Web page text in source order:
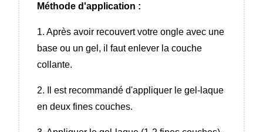
Méthode d'application :
1. Après avoir recouvert votre ongle avec une
base ou un gel, il faut enlever la couche
collante.
2. Il est recommandé d'appliquer le gel-laque
en deux fines couches.